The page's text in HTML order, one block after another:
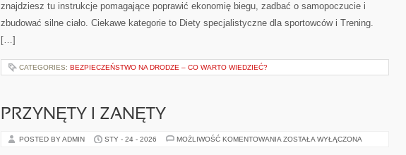
znajdziesz tu instrukcje pomagające poprawić ekonomię biegu, zadbać o samopoczucie i
zbudować silne ciało. Ciekawe kategorie to Diety specjalistyczne dla sportowców i Trening.
[…]
CATEGORIES: BEZPIECZEŃSTWO NA DRODZE – CO WARTO WIEDZIEĆ?
PRZYNĘTY I ZANĘTY
POSTED BY ADMIN STY - 24 - 2026 MOŻLIWOŚĆ KOMENTOWANIA PRZYNĘTY
ZOSTAŁA WYŁĄCZONA